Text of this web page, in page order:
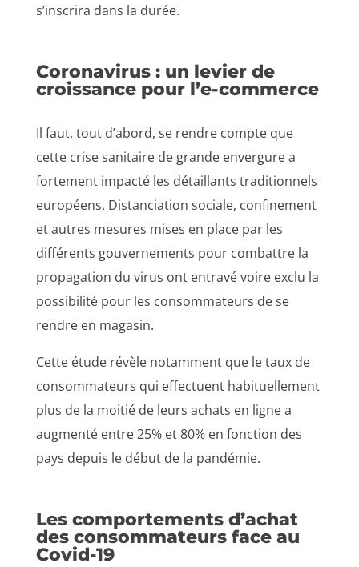
s’inscrira dans la durée.
Coronavirus : un levier de
croissance pour l’e-commerce
Il faut, tout d’abord, se rendre compte que
cette crise sanitaire de grande envergure a
fortement impacté les détaillants traditionnels
européens. Distanciation sociale, confinement
et autres mesures mises en place par les
différents gouvernements pour combattre la
propagation du virus ont entravé voire exclu la
possibilité pour les consommateurs de se
rendre en magasin.
Cette étude révèle notamment que le taux de
consommateurs qui effectuent habituellement
plus de la moitié de leurs achats en ligne a
augmenté entre 25% et 80% en fonction des
pays depuis le début de la pandémie.
Les comportements d’achat
des consommateurs face au
Covid-19